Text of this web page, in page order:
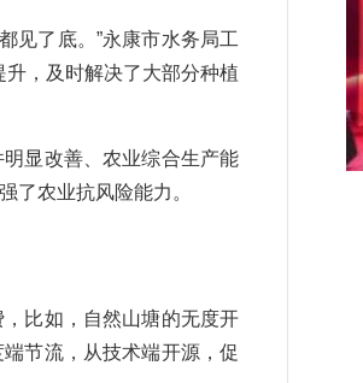
了底。”永康市水务局工
，及时解决了大部分种植
显改善、农业综合生产能
了农业抗风险能力。
比如，自然山塘的无度开
节流，从技术端开源，促